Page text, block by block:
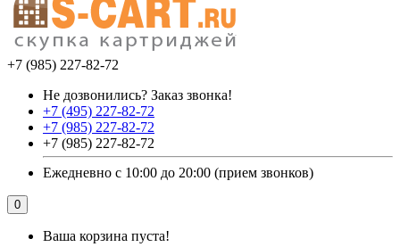
+7 (985) 227-82-72
Не дозвонились? Заказ звонка!
+7 (495) 227-82-72
+7 (985) 227-82-72
+7 (985) 227-82-72
Ежедневно с 10:00 до 20:00 (прием звонков)
0
Ваша корзина пуста!